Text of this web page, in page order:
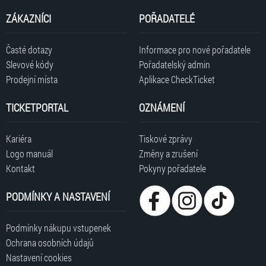
ZÁKAZNÍCI
Časté dotazy
Slevové kódy
Prodejní místa
POŘADATELÉ
Informace pro nové pořadatele
Pořadatelský admin
Aplikace CheckTicket
TICKETPORTAL
Kariéra
Logo manuál
Kontakt
OZNÁMENÍ
Tiskové zprávy
Změny a zrušení
Pokyny pořadatele
PODMÍNKY A NASTAVENÍ
Podmínky nákupu vstupenek
Ochrana osobních údajů
Nastavení cookies